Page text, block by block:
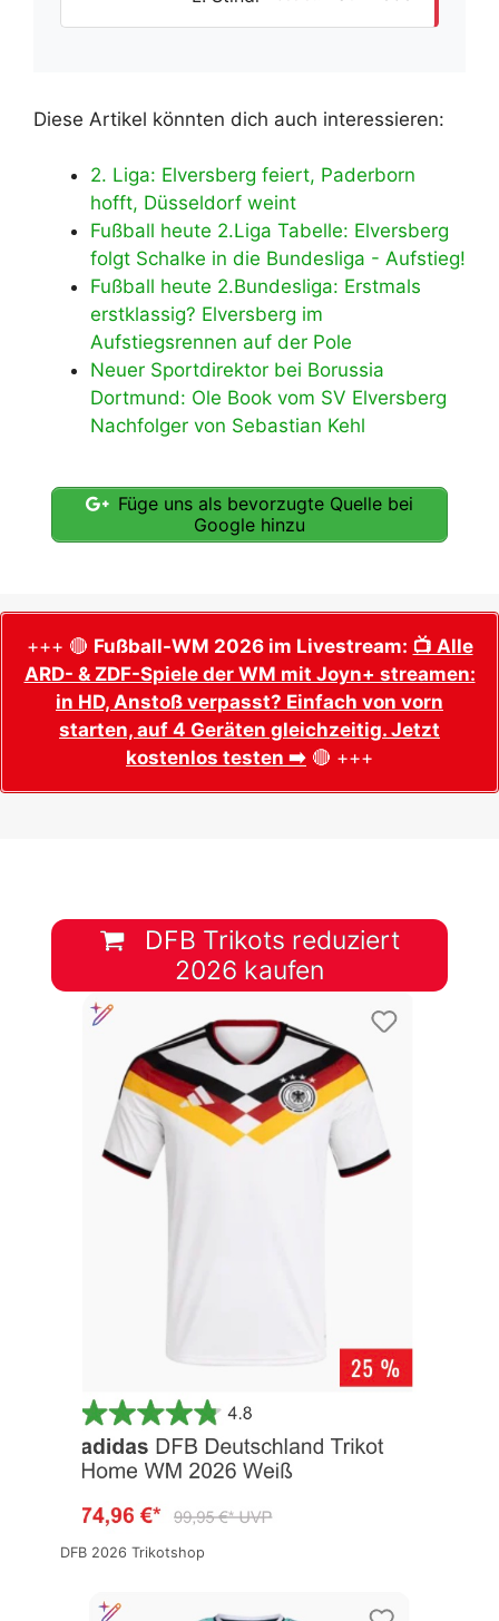
Diese Artikel könnten dich auch interessieren:
2. Liga: Elversberg feiert, Paderborn
hofft, Düsseldorf weint
Fußball heute 2.Liga Tabelle: Elversberg
folgt Schalke in die Bundesliga - Aufstieg!
Fußball heute 2.Bundesliga: Erstmals
erstklassig? Elversberg im
Aufstiegsrennen auf der Pole
Neuer Sportdirektor bei Borussia
Dortmund: Ole Book vom SV Elversberg
Nachfolger von Sebastian Kehl
Füge uns als bevorzugte Quelle bei
Google hinzu
+++ 🔴 Fußball-WM 2026 im Livestream: 📺 Alle
ARD- & ZDF-Spiele der WM mit Joyn+ streamen:
in HD, Anstoß verpasst? Einfach von vorn
starten, auf 4 Geräten gleichzeitig. Jetzt
kostenlos testen ➡️ 🔴 +++
DFB Trikots reduziert
2026 kaufen
DFB 2026 Trikotshop